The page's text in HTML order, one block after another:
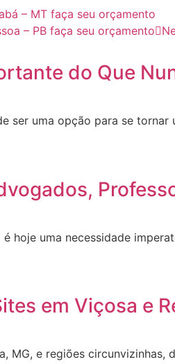
– MT faça seu orçamento
– PB faça seu orçamento
do Que
uma opção para se tornar
hoje uma necessidade
em Viçosa e
MG, e regiões